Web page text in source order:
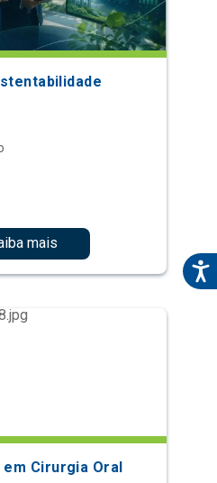
mais
Cirurgia Oral